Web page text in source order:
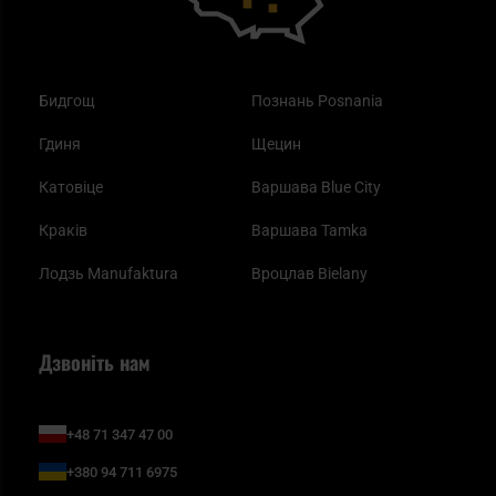
Бидгощ
Гдиня
Катовіце
Краків
Лодзь Manufaktura
Познань Posnania
Щецин
Варшава Blue City
Варшава Tamka
Вроцлав Bielany
Дзвоніть нам
+48 71 347 47 00
+380 94 711 6975